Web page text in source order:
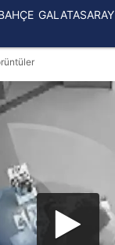
GALATASARAY